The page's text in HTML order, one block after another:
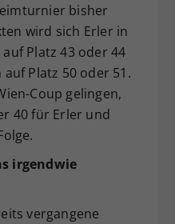
bisher
wird sich Erler in
Platz 43 oder 44
Platz 50 oder 51.
Coup gelingen,
40 für Erler und
irgendwie
vergangene